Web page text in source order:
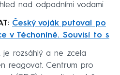
nad odpadními vodami
Český voják putoval po
v Těchoníně. Souvisí to s
je rozsáhlý a ne zcela
reagovat. Centrum pro